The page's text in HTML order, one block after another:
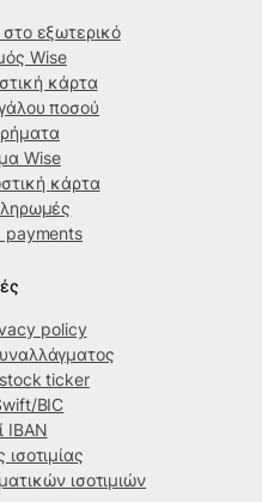
στο εξωτερικό
Wise
κάρτα
ποσού
Wise
κάρτα
payments
policy
ticker
BIC
IBAN
ισοτιμίας
ισοτιμιών